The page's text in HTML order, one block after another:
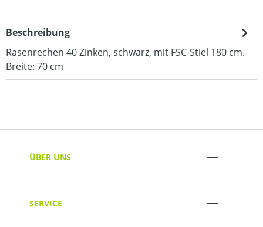
Beschreibung
Rasenrechen 40 Zinken, schwarz, mit FSC-Stiel 180 cm.
Breite: 70 cm
ÜBER UNS
SERVICE